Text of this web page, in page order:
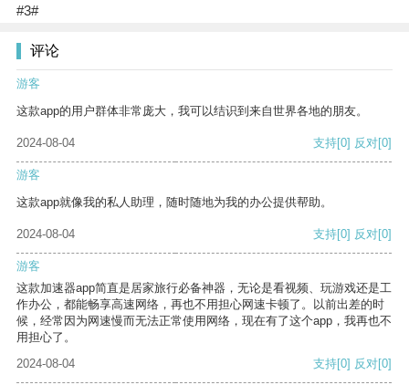
#3#
评论
游客
这款app的用户群体非常庞大，我可以结识到来自世界各地的朋友。
2024-08-04 支持[0] 反对[0]
游客
这款app就像我的私人助理，随时随地为我的办公提供帮助。
2024-08-04 支持[0] 反对[0]
游客
这款加速器app简直是居家旅行必备神器，无论是看视频、玩游戏还是工
作办公，都能畅享高速网络，再也不用担心网速卡顿了。以前出差的时
候，经常因为网速慢而无法正常使用网络，现在有了这个app，我再也不
用担心了。
2024-08-04
支持[0] 反对[0]